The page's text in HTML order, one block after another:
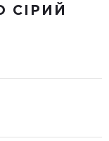
СІРИЙ